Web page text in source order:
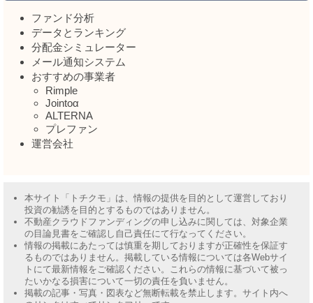
ファンド分析
データとランキング
分配金シミュレーター
メール通知システム
おすすめの事業者
Rimple
Jointoα
ALTERNA
プレファン
運営会社
本サイト「トチクモ」は、情報の提供を目的として運営しており
投資の勧誘を目的とするものではありません。
不動産クラウドファンディングの申し込みに関しては、対象企業
の目論見書をご確認し自己責任にて行なってください。
情報の掲載にあたっては慎重を期しておりますが正確性を保証す
るものではありません。掲載している情報については各Webサイ
トにて最新情報をご確認ください。これらの情報に基づいて被っ
たいかなる損害について一切の責任を負いません。
掲載の記事・写真・図表など無断転載を禁止します。サイト内へ